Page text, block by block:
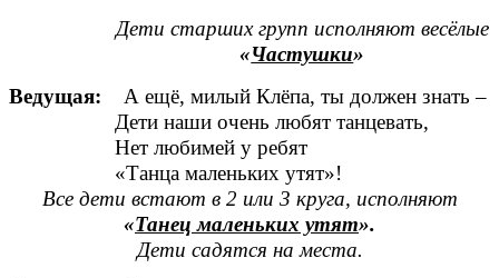
Дети старших групп исполняют весёлые
«Частушки»
Ведущая:
А ещё, милый Клёпа, ты должен знать –
Дети наши очень любят танцевать,
Нет любимей у ребят
«Танца маленьких утят»!
Все дети встают в 2 или 3 круга, исполняют
«Танец маленьких утят».
Дети садятся на места.